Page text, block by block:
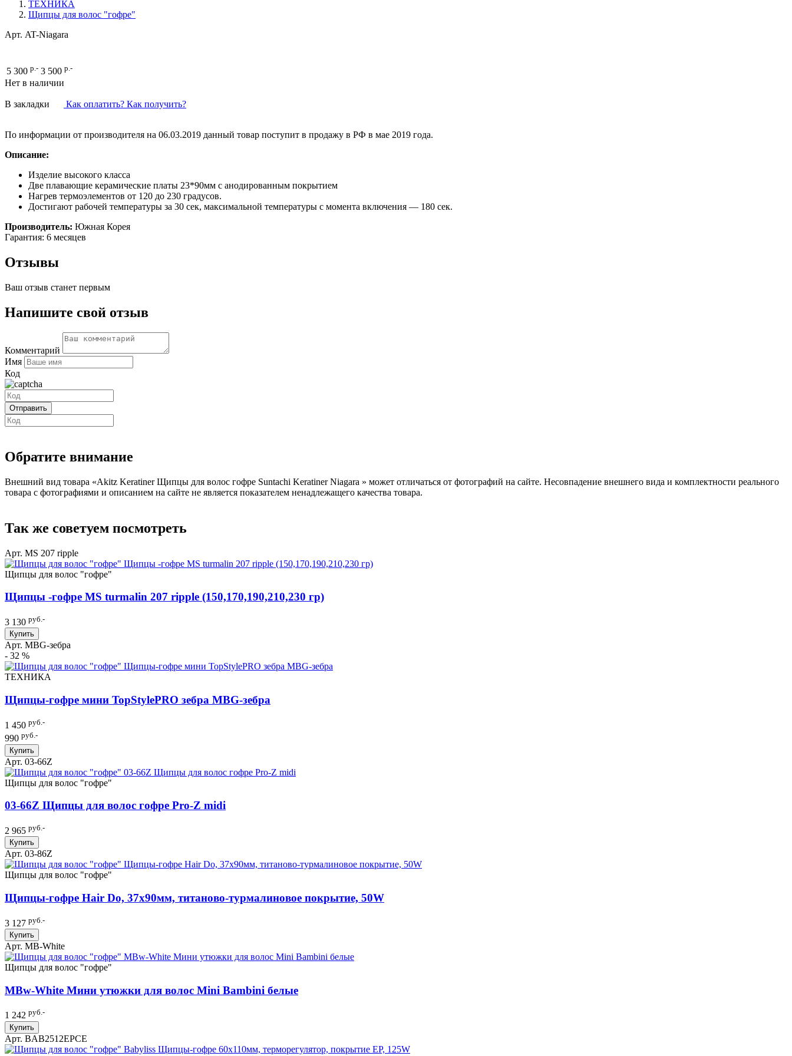
ТЕХНИКА
Щипцы для волос "гофре"
Арт. AT-Niagara
5 300 р.- 3 500 р.-
Нет в наличии
В закладки Как оплатить? Как получить?
По информации от производителя на 06.03.2019 данный товар поступит в продажу в РФ в мае 2019 года.
Описание:
Изделие высокого класса
Две плавающие керамические платы 23*90мм с анодированным покрытием
Нагрев термоэлементов от 120 до 230 градусов.
Достигают рабочей температуры за 30 сек, максимальной температуры с момента включения — 180 сек.
Производитель: Южная Корея
Гарантия: 6 месяцев
Отзывы
Ваш отзыв станет первым
Напишите свой отзыв
Комментарий
Имя
Код
Обратите внимание
Внешний вид товара «Akitz Keratiner Щипцы для волос гофре Suntachi Keratiner Niagara » может отличаться от фотографий на сайте. Несовпадение внешнего вида и комплектности реального
товара с фотографиями и описанием на сайте не является показателем ненадлежащего качества товара.
Так же советуем посмотреть
Арт. MS 207 ripple
Щипцы для волос "гофре"
Щипцы -гофре MS turmalin 207 ripple (150,170,190,210,230 гр)
3 130 руб.-
Купить
Арт. MBG-зебра
- 32 %
ТЕХНИКА
Щипцы-гофре мини TopStylePRO зебра MBG-зебра
1 450 руб.-
990 руб.-
Купить
Арт. 03-66Z
Щипцы для волос "гофре"
03-66Z Щипцы для волос гофре Pro-Z midi
2 965 руб.-
Купить
Арт. 03-86Z
Щипцы для волос "гофре"
Щипцы-гофре Hair Do, 37х90мм, титаново-турмалиновое покрытие, 50W
3 127 руб.-
Купить
Арт. MB-White
Щипцы для волос "гофре"
MBw-White Мини утюжки для волос Mini Bambini белые
1 242 руб.-
Купить
Арт. BAB2512EPCE